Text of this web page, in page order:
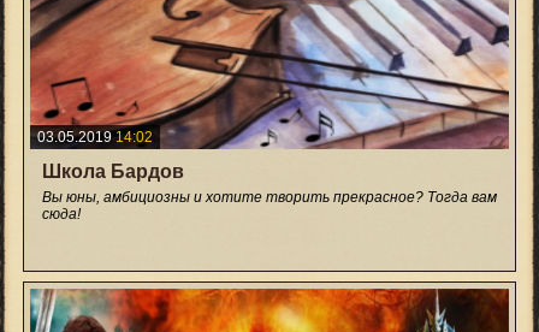
03.05.2019 14:02
Школа Бардов
Вы юны, амбициозны и хотите творить прекрасное? Тогда вам
сюда!